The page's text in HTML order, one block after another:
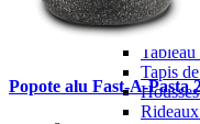
Tapis
Popote alu Fast-A-Pasta